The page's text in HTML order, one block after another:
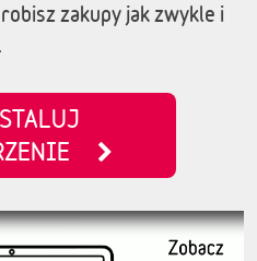
robisz zakupy jak zwykle i